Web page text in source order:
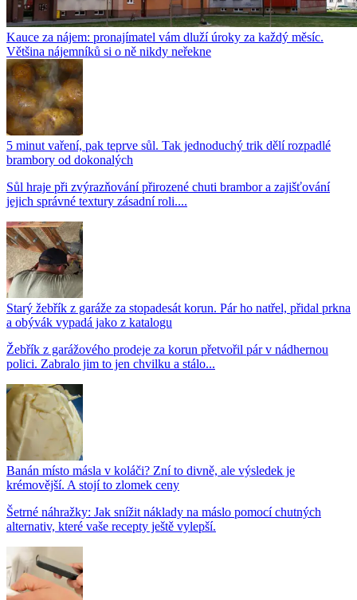
Kauce za nájem: pronajímatel vám dluží úroky za každý měsíc.
Většina nájemníků si o ně nikdy neřekne
5 minut vaření, pak teprve sůl. Tak jednoduchý trik dělí rozpadlé
brambory od dokonalých
Sůl hraje při zvýrazňování přirozené chuti brambor a zajišťování
jejich správné textury zásadní roli....
Starý žebřík z garáže za stopadesát korun. Pár ho natřel, přidal prkna
a obývák vypadá jako z katalogu
Žebřík z garážového prodeje za korun přetvořil pár v nádhernou
polici. Zabralo jim to jen chvilku a stálo...
Banán místo másla v koláči? Zní to divně, ale výsledek je
krémovější. A stojí to zlomek ceny
Šetrné náhražky: Jak snížit náklady na máslo pomocí chutných
alternativ, které vaše recepty ještě vylepší.